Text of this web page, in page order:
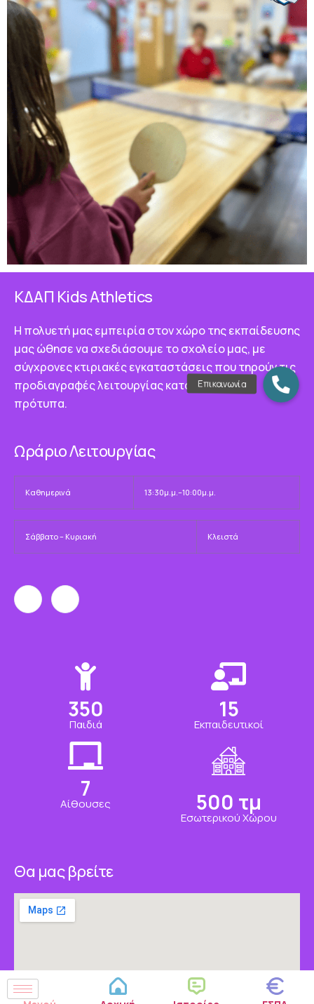
ΚΔΑΠ Κids Athletics
Η πολυετή μας εμπειρία στον χώρο της εκπαίδευσης
μας ώθησε να σχεδιάσουμε το σχολείο μας, με
σύγχρονες κτιριακές εγκαταστάσεις που τηρούν τις
προδιαγραφές λειτουργίας κατά τα διεθνή
πρότυπα.
Ωράριο Λειτουργίας
Καθημερινά 13:30μ.μ.–10:00μ.μ.
Σάββατο – Κυριακή Κλειστά
350
Παιδιά
15
Εκπαιδευτικοί
7
Αίθουσες 500 τμ
Εσωτερικού Χώρου
Θα μας βρείτε